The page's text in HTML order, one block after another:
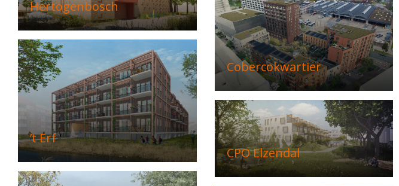
Hertogenbosch
Cobercokwartier
’t Erf
CPO Elzendal